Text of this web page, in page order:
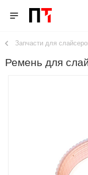
Запчасти для
Ремень для